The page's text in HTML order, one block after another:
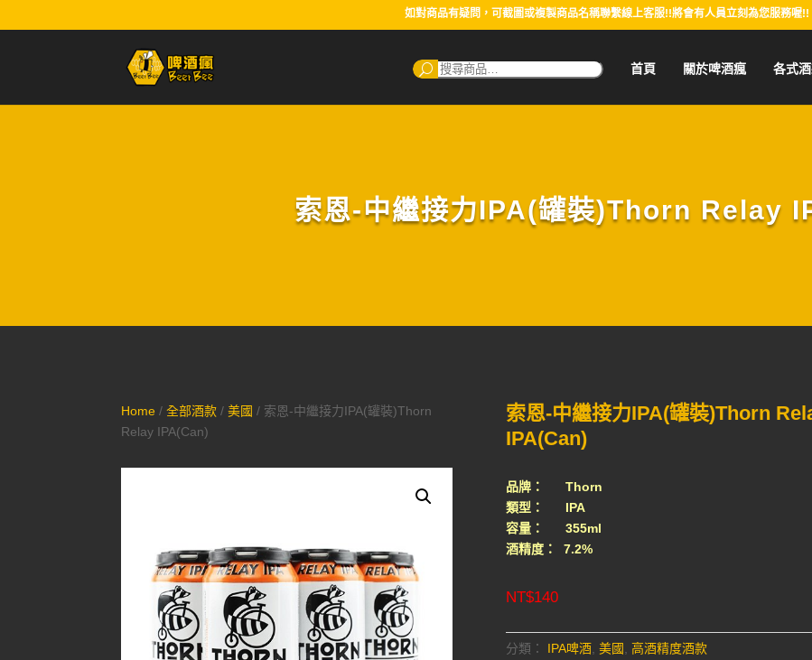
如對商品有疑問，可截圖或複製商品名稱聯繫線上客服!!將會有人員立刻為您服務喔!!
搜
尋：
首頁 關於啤酒瘋 各式
索恩-中繼接力IPA(罐裝)Thorn Relay
Home /全部酒款 /美國 / 索恩-中繼接力IPA(罐裝)Thorn
Relay IPA(Can)
索恩-中繼接力IPA(罐裝)Thorn
IPA(Can)
品牌： Thorn
類型： IPA
容量： 355ml
酒精度： 7.2%
NT$140
分類： IPA啤酒, 美國, 高酒精度酒款